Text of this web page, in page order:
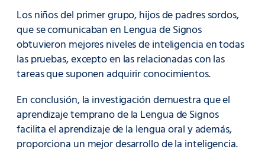
Los niños del primer grupo, hijos de padres sordos,
que se comunicaban en Lengua de Signos
obtuvieron mejores niveles de inteligencia en todas
las pruebas, excepto en las relacionadas con las
tareas que suponen adquirir conocimientos.
En conclusión, la investigación demuestra que el
aprendizaje temprano de la Lengua de Signos
facilita el aprendizaje de la lengua oral y además,
proporciona un mejor desarrollo de la inteligencia.